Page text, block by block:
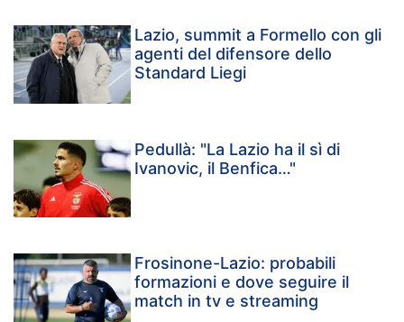
Lazio, summit a Formello con gli
agenti del difensore dello
Standard Liegi
Pedullà: "La Lazio ha il sì di
Ivanovic, il Benfica…"
Frosinone-Lazio: probabili
formazioni e dove seguire il
match in tv e streaming